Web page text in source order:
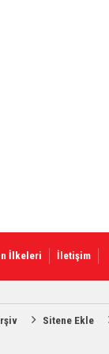
İlkeleri
İletişim
Sitene Ekle